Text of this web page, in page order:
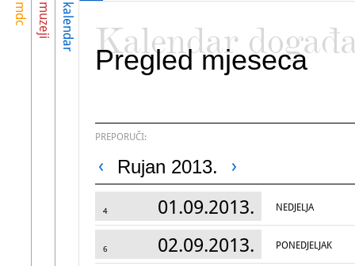
mdc muzeji kalendar Kalendar
Pregled mjeseca
PREPORUČI:
Rujan 2013.
4 01.09.2013. NEDJELJA
6 02.09.2013. PONEDJELJAK